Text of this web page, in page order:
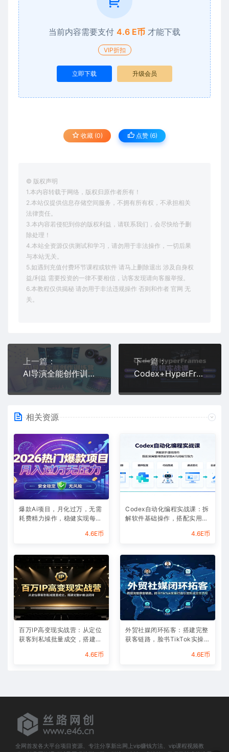
当前内容需要支付 4.6 E币 才能下载
VIP折扣
立即下载 升级会员
收藏 (0) 点赞 (6)
© 版权声明
1.本内容转载于网络，版权归原作者所有！
2.本站仅提供信息存储空间服务，不拥有所有权，不承担相关
法律责任。
3.本内容若侵犯到你的版权利益，请联系我们，会尽快给予删
除处理！
4.本站全资源仅供测试和学习，请勿用于非法操作，一切后果
与本站无关。
5.如遇到充值付费环节课程或软件 请马上删除退出 涉及自身权
益/利益 需要投资的一律不要相信，访客发现请向客服举报。
6.本教程仅供揭秘 请勿用于非法违规操作 否则和作者 官网 无
关。
上一篇：
AI导演全能创作训练营：模型底层逻辑深度解析，生图镜头剧本分镜成片教学
下一篇：
Codex+HyperFrames剪辑实战课：两大AI工具搭配全自动批量生成短视频
相关资源
爆款Ai项目，月化过万，无需
耗费精力操作，稳健实现每月
4.6E币
Codex自动化编程实战课：拆
解软件基础操作，搭配实用插
4.6E币
百万IP高变现实战营：从定位
获客到私域批量成交，搭建完
4.6E币
外贸社媒闭环拓客：搭建完整
获客链路，脸书TikTok实操打
4.6E币
全网首发各大平台项目资源、专注分享新出网上vip赚钱方法、vip课程视频教